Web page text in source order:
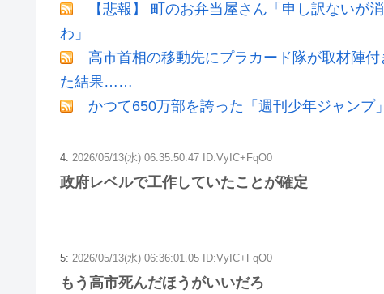
【悲報】 町のお弁当屋さん「申し訳ないが
わ」
高市首相の移動先にプラカード隊が取材陣
た結果……
かつて650万部を誇った「週刊少年ジャンプ
4: 2026/05/13(水) 06:35:50.47 ID:VyIC+FqO0
政府レベルで工作していたことが確定
5: 2026/05/13(水) 06:36:01.05 ID:VyIC+FqO0
もう高市死んだほうがいいだろ